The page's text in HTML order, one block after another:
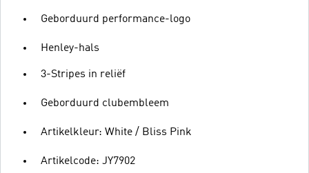
Geborduurd performance-logo
Henley-hals
3-Stripes in reliëf
Geborduurd clubembleem
Artikelkleur: White / Bliss Pink
Artikelcode: JY7902